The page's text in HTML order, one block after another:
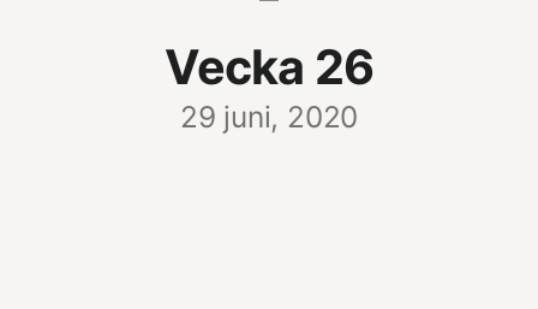
Vecka 26
29 juni, 2020